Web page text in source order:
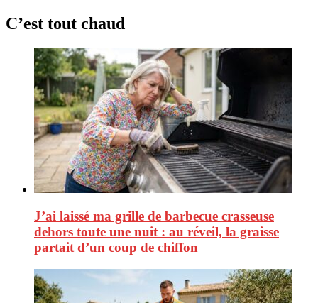
C’est tout chaud
J’ai laissé ma grille de barbecue crasseuse
dehors toute une nuit : au réveil, la graisse
partait d’un coup de chiffon